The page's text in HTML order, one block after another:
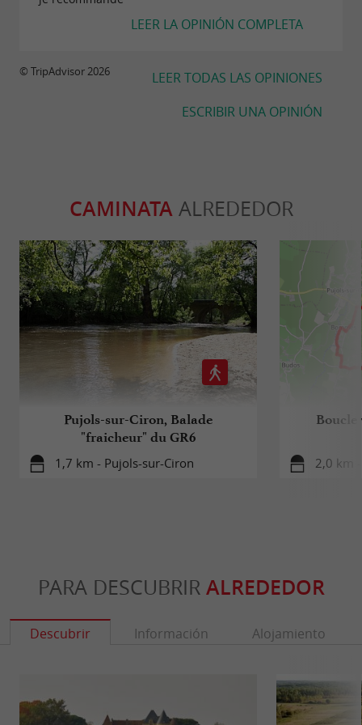
LEER LA OPINIÓN COMPLETA
LEER TODAS LAS OPINIONES
ESCRIBIR UNA OPINIÓN
© TripAdvisor 2026
CAMINATAALREDEDOR
Pujols-sur-Ciron, Balade
"fraicheur" du GR6
1,7 km - Pujols-sur-Ciron
Boucle
2,0 km
PARA DESCUBRIR ALREDEDOR
Descubrir Información Alojamiento